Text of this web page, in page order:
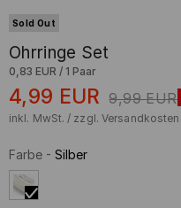
Sold Out
Ohrringe Set
0,83 EUR / 1 Paar
4,99 EUR 9,99 EUR
inkl. MwSt. / zzgl. Versandkosten
Farbe - Silber